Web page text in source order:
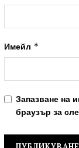
Имейл *
Запазване на
браузър за